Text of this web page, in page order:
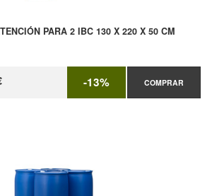
PARA 2 IBC 130 X 220 X 50 CM
-13% COMPRAR